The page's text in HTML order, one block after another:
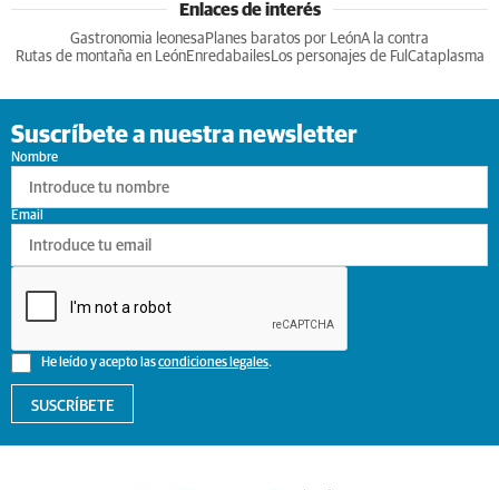
Enlaces de interés
Gastronomia leonesa Planes baratos por LeónA la contra
Rutas de montaña en LeónEnredabailesLos personajes de Ful Cataplasma
Suscríbete a nuestra newsletter
Nombre
He leído y acepto lascondiciones legales.
Email
SUSCRÍBETE